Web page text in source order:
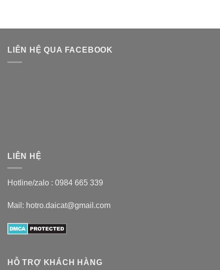
LIÊN HỆ QUA FACEBOOK
LIÊN HỆ
Hotline/zalo : 0984 665 339
Mail: hotro.daicat@gmail.com
HỖ TRỢ KHÁCH HÀNG